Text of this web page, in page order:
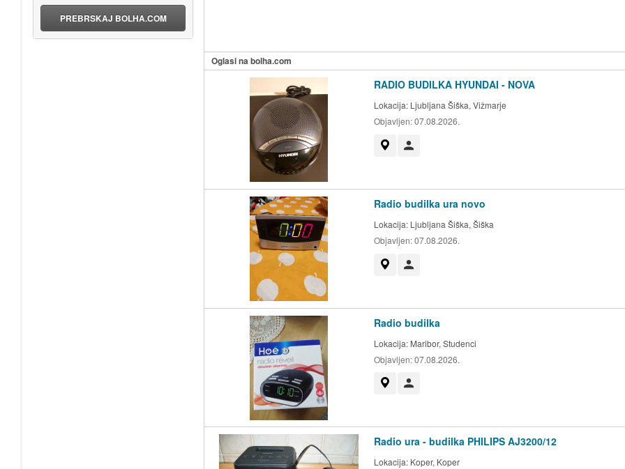
Oglasi na bolha.com
RADIO BUDILKA HYUNDAI - NOVA
Lokacija: Ljubljana Šiška, Vižmarje
Objavljen:07.08.2026.
Radio budilka ura novo
Lokacija: Ljubljana Šiška, Šiška
Objavljen:07.08.2026.
Radio budilka
Lokacija: Maribor, Studenci
Objavljen:07.08.2026.
Radio ura - budilka PHILIPS AJ3200/12
Lokacija: Koper, Koper
PREBRSKAJ BOLHA.COM